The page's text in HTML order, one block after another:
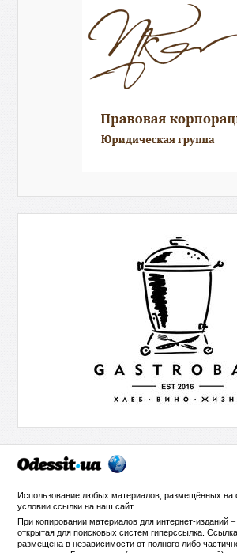
Использование любых материалов, размещённых на
условии ссылки нанаш сайт.
При копировании материалов для интернет-изданий
открытая для поисковых систем гиперссылка.
размещена в независимости от полного либо